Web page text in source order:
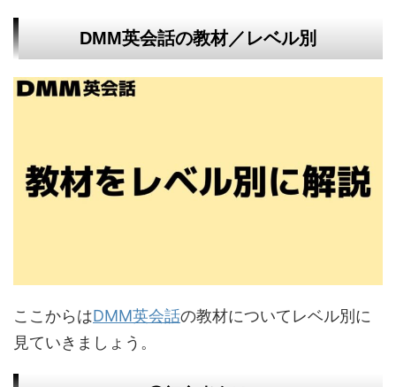
DMM英会話の教材／レベル別
ここからはDMM英会話の教材についてレベル別に
見ていきましょう。